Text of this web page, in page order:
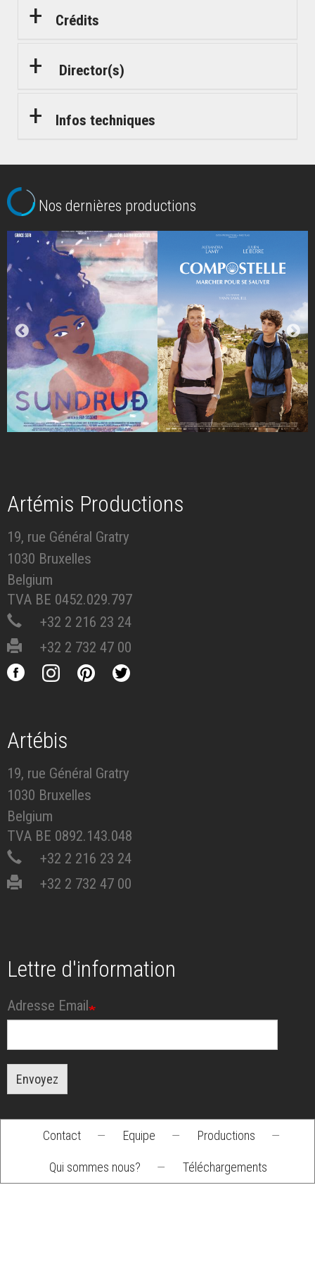
Crédits
Director(s)
Infos techniques
Nos dernières productions
Artémis Productions
19, rue Général Gratry
1030 Bruxelles
Belgium
TVA BE 0452.029.797
+32 2 216 23 24
+32 2 732 47 00
Artébis
19, rue Général Gratry
1030 Bruxelles
Belgium
TVA BE 0892.143.048
+32 2 216 23 24
+32 2 732 47 00
Lettre d'information
Adresse Email
Envoyez
Footer
menu
Contact — Equipe — Productions —
Qui sommes nous? — Téléchargements